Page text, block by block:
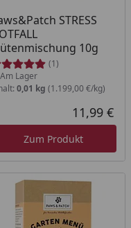
STRESS
10g
(1)
am Lager
Am Lager
0,01 kg (1.199,00 €/kg)
11,99 €
Zum Produkt